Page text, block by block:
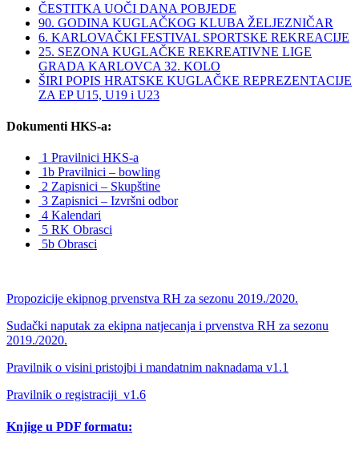
ČESTITKA UOČI DANA POBJEDE
90. GODINA KUGLAČKOG KLUBA ŽELJEZNIČAR
6. KARLOVAČKI FESTIVAL SPORTSKE REKREACIJE
25. SEZONA KUGLAČKE REKREATIVNE LIGE
GRADA KARLOVCA 32. KOLO
ŠIRI POPIS HRATSKE KUGLAČKE REPREZENTACIJE
ZA EP U15, U19 i U23
Dokumenti HKS-a:
1 Pravilnici HKS-a
1b Pravilnici – bowling
2 Zapisnici – Skupštine
3 Zapisnici – Izvršni odbor
4 Kalendari
5 RK Obrasci
5b Obrasci
Propozicije ekipnog prvenstva RH za sezonu 2019./2020.
Sudački naputak za ekipna natjecanja i prvenstva RH za sezonu
2019./2020.
Pravilnik o visini pristojbi i mandatnim naknadama v1.1
Pravilnik o registraciji_v1.6
Knjige u PDF formatu: